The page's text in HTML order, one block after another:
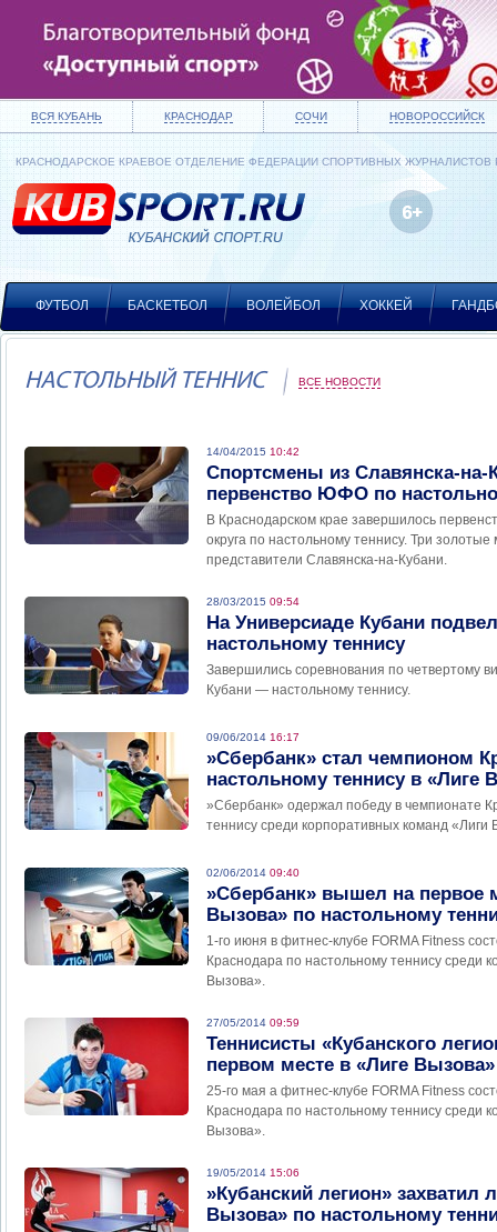
ВСЯ КУБАНЬ КРАСНОДАР СОЧИ НОВОРОССИЙСК
КРАСНОДАРСКОЕ КРАЕВОЕ ОТДЕЛЕНИЕ ФЕДЕРАЦИИ СПОРТИВНЫХ ЖУРНАЛИСТОВ
ФУТБОЛ БАСКЕТБОЛ ВОЛЕЙБОЛ ХОККЕЙ
НАСТОЛЬНЫЙ ТЕННИС ВСЕ НОВОСТИ
14/04/2015 10:42
Спортсмены из Славянска-на-
первенство ЮФО по
В Краснодарском крае завершилось
округа по настольному теннису. Три
представители Славянска-на-Кубани.
28/03/2015 09:54
На Универсиаде Кубани
настольному теннису
Завершились соревнования по четвертому
Кубани — настольному теннису.
09/06/2014 16:17
»Сбербанк» стал чемпионом
настольному теннису в «Лиге
»Сбербанк» одержал победу в чемпионате
теннису среди корпоративных команд «Лиги
02/06/2014 09:40
»Сбербанк» вышел на первое
Вызова» по настольному
1-го июня в фитнес-клубе FORMA Fitness
Краснодара по настольному теннису среди
Вызова».
27/05/2014 09:59
Теннисисты «Кубанского
первом месте в «Лиге Вызова»
25-го мая а фитнес-клубе FORMA Fitness
Краснодара по настольному теннису среди
Вызова».
19/05/2014 15:06
»Кубанский легион» захватил
Вызова» по настольному